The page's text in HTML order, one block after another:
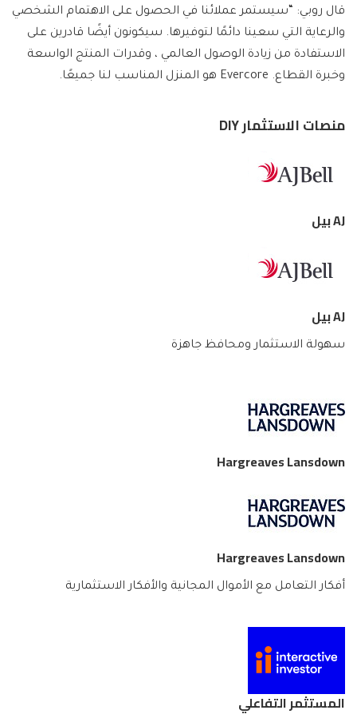
قال روبي: “سيستمر عملائنا في الحصول على الاهتمام الشخصي
والرعاية التي سعينا دائمًا لتوفيرها. سيكونون أيضًا قادرين على
الاستفادة من زيادة الوصول العالمي ، وقدرات المنتج الواسعة
وخبرة القطاع. Evercore هو المنزل المناسب لنا جميعًا.
منصات الاستثمار DIY
AJ بيل
AJ بيل
سهولة الاستثمار ومحافظ جاهزة
Hargreaves Lansdown
Hargreaves Lansdown
أفكار التعامل مع الأموال المجانية والأفكار الاستثمارية
المستثمر التفاعلي